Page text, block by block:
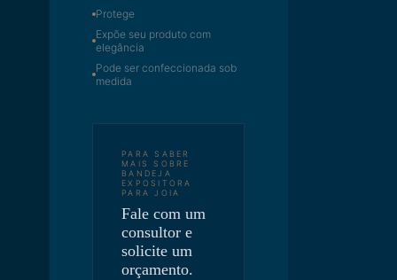
Protege
Expõe seu produto com
elegância
Pode ser confeccionada sob
medida
PARA SABER
MAIS SOBRE
BANDEJA
EXPOSITORA
PARA JOIA
Fale com um
consultor e
solicite um
orçamento.